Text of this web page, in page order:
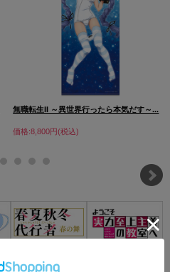
無職転生II ～異世界行ったら本気だす～...
価格:8,800円(税込)